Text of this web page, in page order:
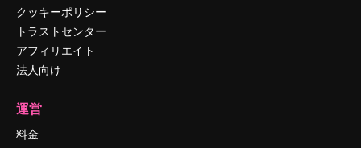
クッキーポリシー
トラストセンター
アフィリエイト
法人向け
運営
料金